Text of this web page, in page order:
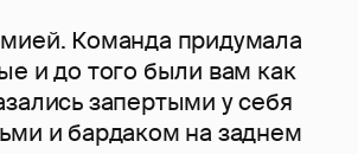
Команда придумала
и до того были вам как
запертыми у себя
и бардаком на заднем